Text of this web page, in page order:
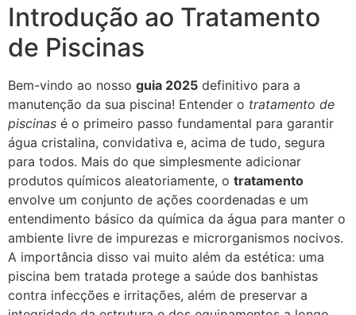
Introdução ao Tratamento
de Piscinas
Bem-vindo ao nosso guia 2025 definitivo para a
manutenção da sua piscina! Entender o tratamento de
piscinas é o primeiro passo fundamental para garantir
água cristalina, convidativa e, acima de tudo, segura
para todos. Mais do que simplesmente adicionar
produtos químicos aleatoriamente, o tratamento
envolve um conjunto de ações coordenadas e um
entendimento básico da química da água para manter o
ambiente livre de impurezas e microrganismos nocivos.
A importância disso vai muito além da estética: uma
piscina bem tratada protege a saúde dos banhistas
contra infecções e irritações, além de preservar a